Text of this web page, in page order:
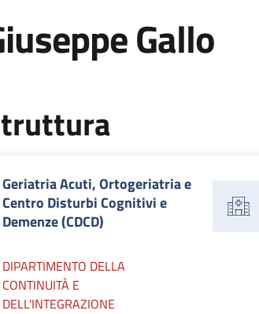
Gallo
Geriatria Acuti, Ortogeriatria e
Centro Disturbi Cognitivi e
Demenze (CDCD)
DIPARTIMENTO DELLA
CONTINUITÀ E
DELL'INTEGRAZIONE